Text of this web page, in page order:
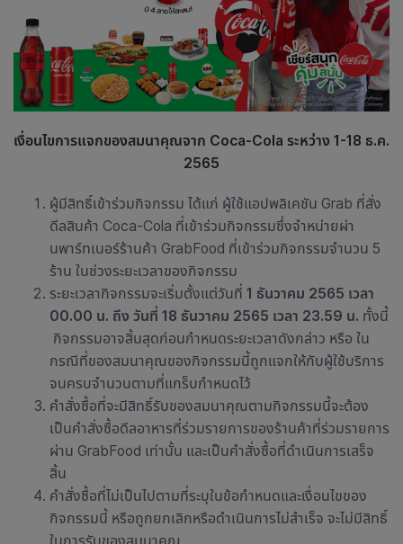
เงื่อนไขการแจกของสมนาคุณจาก Coca-Cola ระหว่าง 1-18 ธ.ค.
2565
ผู้มีสิทธิ์เข้าร่วมกิจกรรม ได้แก่ ผู้ใช้แอปพลิเคชัน Grab ที่สั่ง
ดีลสินค้า Coca-Cola ที่เข้าร่วมกิจกรรมซึ่งจำหน่ายผ่า
นพาร์ทเนอร์ร้านค้า GrabFood ที่เข้าร่วมกิจกรรมจำนวน 5
ร้าน ในช่วงระยะเวลาของกิจกรรม
ระยะเวลากิจกรรมจะเริ่มตั้งแต่วันที่ 1 ธันวาคม 2565 เวลา
00.00 น. ถึง วันที่ 18 ธันวาคม 2565 เวลา 23.59 น. ทั้งนี้
กิจกรรมอาจสิ้นสุดก่อนกำหนดระยะเวลาดังกล่าว หรือ ใน
กรณีที่ของสมนาคุณของกิจกรรมนี้ถูกแจกให้กับผู้ใช้บริการ
จนครบจำนวนตามที่แกร็บกำหนดไว้
คำสั่งซื้อที่จะมีสิทธิ์รับของสมนาคุณตามกิจกรรมนี้จะต้อง
เป็นคำสั่งซื้อดีลอาหารที่ร่วมรายการของร้านค้าที่ร่วมรายการ
ผ่าน GrabFood เท่านั้น และเป็นคำสั่งซื้อที่ดำเนินการเสร็จ
สิ้น
คำสั่งซื้อที่ไม่เป็นไปตามที่ระบุในข้อกำหนดและเงื่อนไขของ
กิจกรรมนี้ หรือถูกยกเลิกหรือดำเนินการไม่สำเร็จ จะไม่มีสิทธิ์